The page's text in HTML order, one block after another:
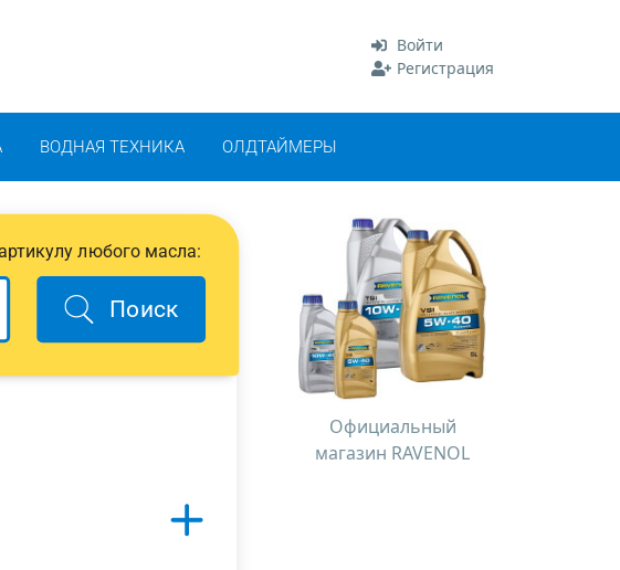
Войти
Регистрация
ВОДНАЯ ТЕХНИКА ОЛДТАЙМЕРЫ
любого масла:
Поиск
Официальный
магазин RAVENOL